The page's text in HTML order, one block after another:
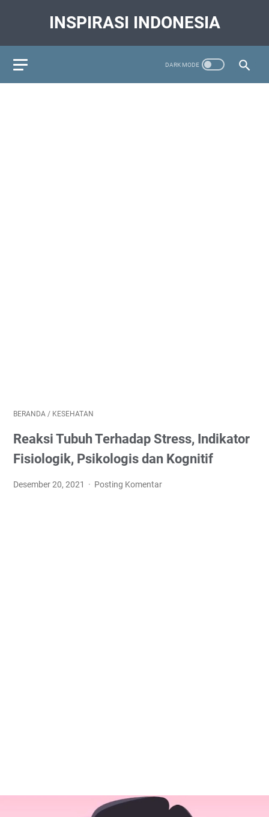
INSPIRASI INDONESIA
BERANDA / KESEHATAN
Reaksi Tubuh Terhadap Stress, Indikator
Fisiologik, Psikologis dan Kognitif
Desember 20, 2021 Posting Komentar